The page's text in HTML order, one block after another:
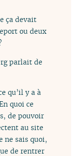
ça devait
ou deux
parlait de
qu’il y a à
quoi ce
de pouvoir
au site
ne sais quoi,
de rentrer